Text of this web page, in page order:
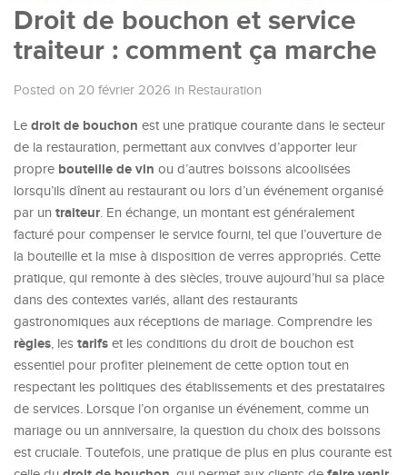
Droit de bouchon et service
traiteur : comment ça marche
Posted on 20 février 2026 in Restauration
Le droit de bouchon est une pratique courante dans le secteur
de la restauration, permettant aux convives d’apporter leur
propre bouteille de vin ou d’autres boissons alcoolisées
lorsqu’ils dînent au restaurant ou lors d’un événement organisé
par un traiteur. En échange, un montant est généralement
facturé pour compenser le service fourni, tel que l’ouverture de
la bouteille et la mise à disposition de verres appropriés. Cette
pratique, qui remonte à des siècles, trouve aujourd’hui sa place
dans des contextes variés, allant des restaurants
gastronomiques aux réceptions de mariage. Comprendre les
règles, les tarifs et les conditions du droit de bouchon est
essentiel pour profiter pleinement de cette option tout en
respectant les politiques des établissements et des prestataires
de services. Lorsque l’on organise un événement, comme un
mariage ou un anniversaire, la question du choix des boissons
est cruciale. Toutefois, une pratique de plus en plus courante est